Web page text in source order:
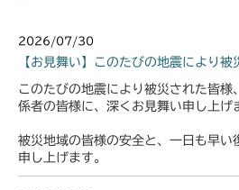
2026/07/30
【お見舞い】このたびの地震により被
このたびの地震により被災された皆様
係者の皆様に、深くお見舞い申し上げ
被災地域の皆様の安全と、一日も早い
申し上げます。